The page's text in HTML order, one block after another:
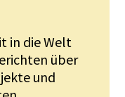
in die Welt
über
und